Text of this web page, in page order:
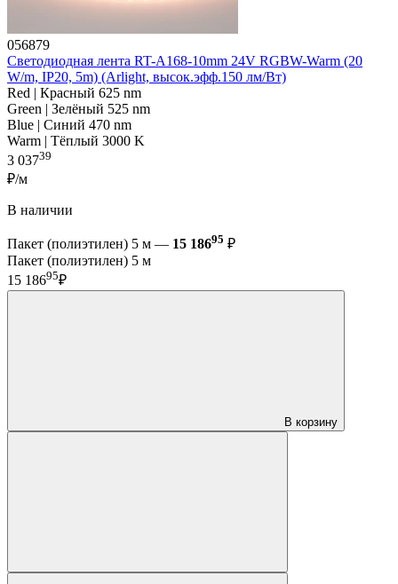
056879
Светодиодная лента RT-A168-10mm 24V RGBW-Warm (20
W/m, IP20, 5m) (Arlight, высок.эфф.150 лм/Вт)
Red | Красный 625 nm
Green | Зелёный 525 nm
Blue | Синий 470 nm
Warm | Тёплый 3000 K
3 03739
₽/м
В наличии
Пакет (полиэтилен) 5 м — 15 18695 ₽
Пакет (полиэтилен) 5 м
15 18695₽
В корзину